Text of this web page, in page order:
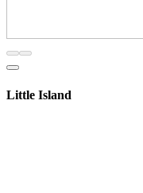
Little Island